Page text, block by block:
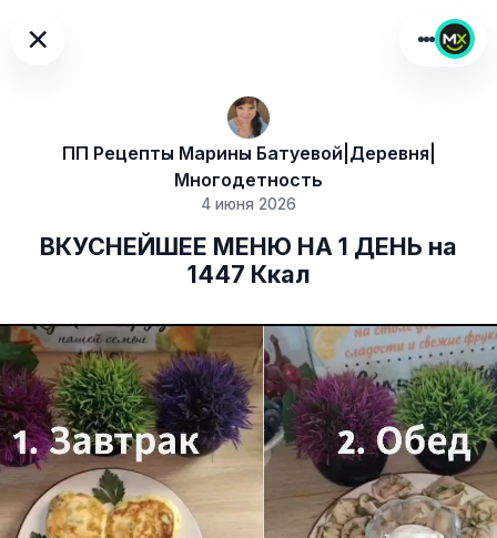
×
ПП Рецепты Марины Батуевой|Деревня|
Многодетность
4 июня 2026
ВКУСНЕЙШЕЕ МЕНЮ НА 1 ДЕНЬ на
1447 Ккал